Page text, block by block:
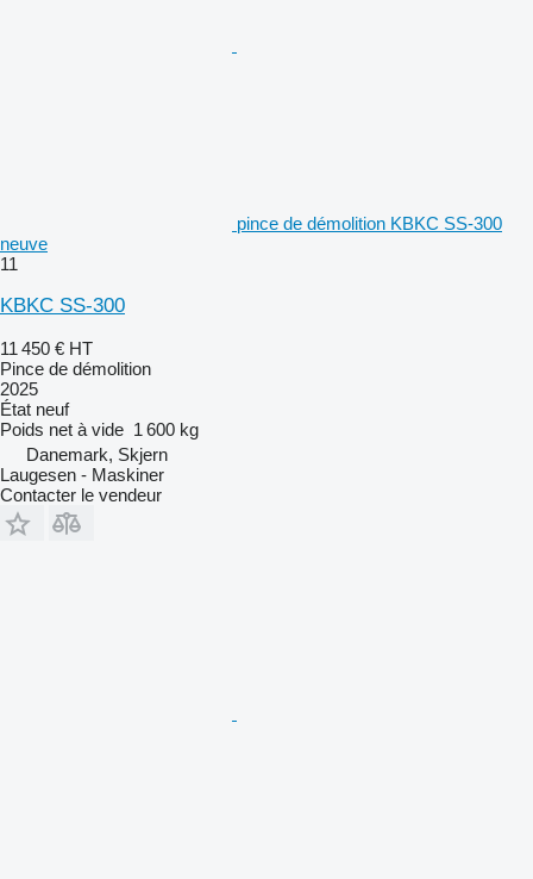
pince de démolition KBKC SS-300
neuve
11
KBKC SS-300
11 450 € HT
Pince de démolition
2025
État neuf
Poids net à vide 1 600 kg
Danemark, Skjern
Laugesen - Maskiner
Contacter le vendeur